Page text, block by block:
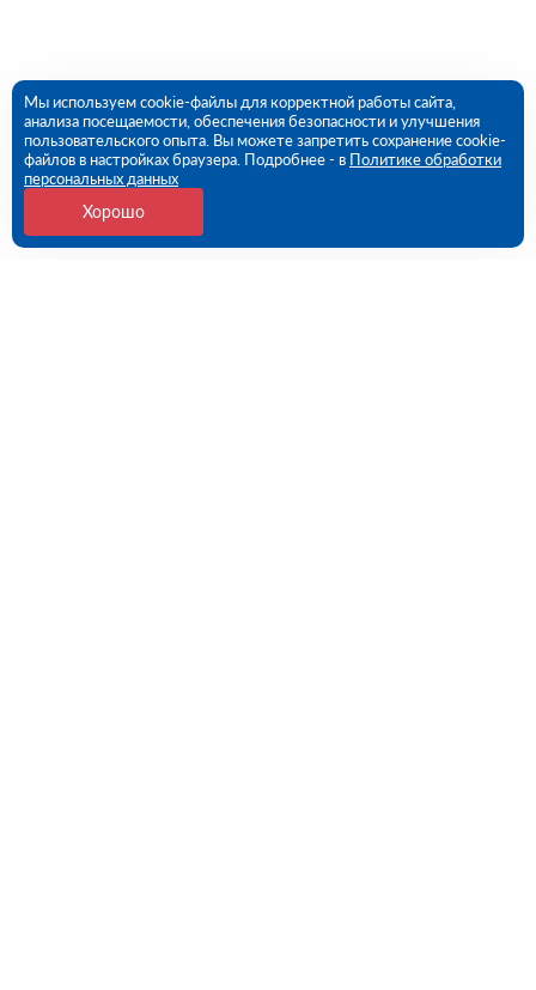
Мы используем cookie-файлы для корректной работы сайта,
анализа посещаемости, обеспечения безопасности и улучшения
пользовательского опыта. Вы можете запретить сохранение cookie-
файлов в настройках браузера. Подробнее - в Политике обработки
персональных данных
Хорошо